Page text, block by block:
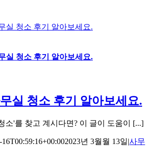
실 청소 후기 알아보세요.
실 청소 후기 알아보세요.
실 청소 후기 알아보세요.
소'를 찾고 계시다면? 이 글이 도움이 [...]
16T00:59:16+00:002023년 3월월 13일|사무